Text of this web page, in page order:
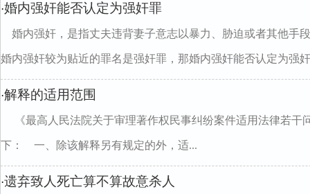
·婚内强奸能否认定为强奸罪
婚内强奸，是指丈夫违背妻子意志以暴力、胁迫或者其他手
婚内强奸较为贴近的罪名是强奸罪，那婚内强奸能否认定为强
·解释的适用范围
《最高人民法院关于审理著作权民事纠纷案件适用法律若干
下： 一、除该解释另有规定的外，适...
·遗弃致人死亡算不算故意杀人